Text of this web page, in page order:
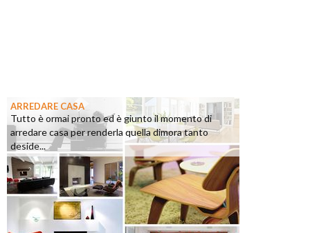
ARREDARE CASA
Tutto è ormai pronto ed è giunto il momento di
arredare casa per renderla quella dimora tanto
deside...